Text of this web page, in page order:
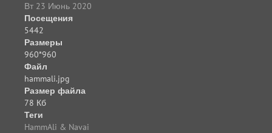
Вт 23 Июнь 2020
Посещения
5442
Размеры
960*960
Файл
hammali.jpg
Размер файла
78 Кб
Теги
HammAli & Navai